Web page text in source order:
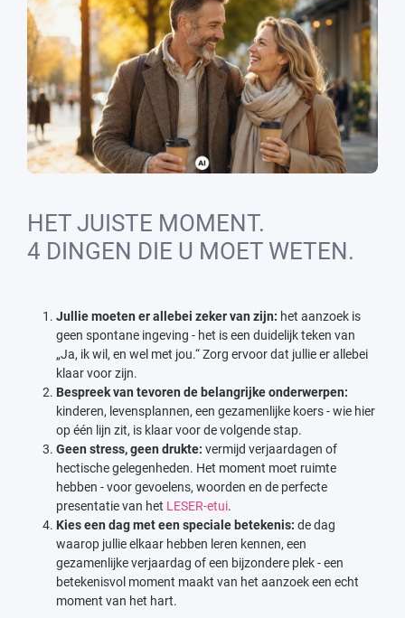
HET JUISTE MOMENT.
4 DINGEN DIE U MOET WETEN.
Jullie moeten er allebei zeker van zijn: het aanzoek is
geen spontane ingeving - het is een duidelijk teken van
„Ja, ik wil, en wel met jou.“ Zorg ervoor dat jullie er allebei
klaar voor zijn.
Bespreek van tevoren de belangrijke onderwerpen:
kinderen, levensplannen, een gezamenlijke koers - wie hier
op één lijn zit, is klaar voor de volgende stap.
Geen stress, geen drukte: vermijd verjaardagen of
hectische gelegenheden. Het moment moet ruimte
hebben - voor gevoelens, woorden en de perfecte
presentatie van het LESER-etui.
Kies een dag met een speciale betekenis: de dag
waarop jullie elkaar hebben leren kennen, een
gezamenlijke verjaardag of een bijzondere plek - een
betekenisvol moment maakt van het aanzoek een echt
moment van het hart.